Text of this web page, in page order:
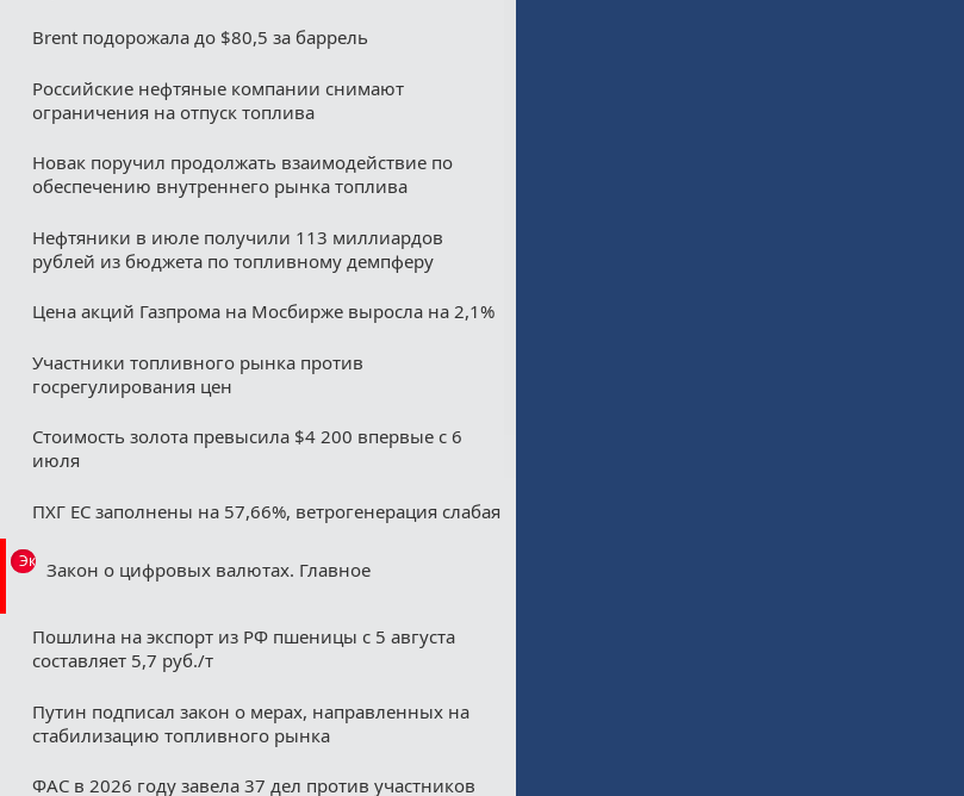
Brent подорожала до $80,5 за баррель
Российские нефтяные компании снимают
ограничения на отпуск топлива
Новак поручил продолжать взаимодействие по
обеспечению внутреннего рынка топлива
Нефтяники в июле получили 113 миллиардов
рублей из бюджета по топливному демпферу
Цена акций Газпрома на Мосбирже выросла на 2,1%
Участники топливного рынка против
госрегулирования цен
Стоимость золота превысила $4 200 впервые с 6
июля
ПХГ ЕС заполнены на 57,66%, ветрогенерация слабая
Эксклюзив
Закон о цифровых валютах. Главное
Пошлина на экспорт из РФ пшеницы с 5 августа
составляет 5,7 руб./т
Путин подписал закон о мерах, направленных на
стабилизацию топливного рынка
ФАС в 2026 году завела 37 дел против участников